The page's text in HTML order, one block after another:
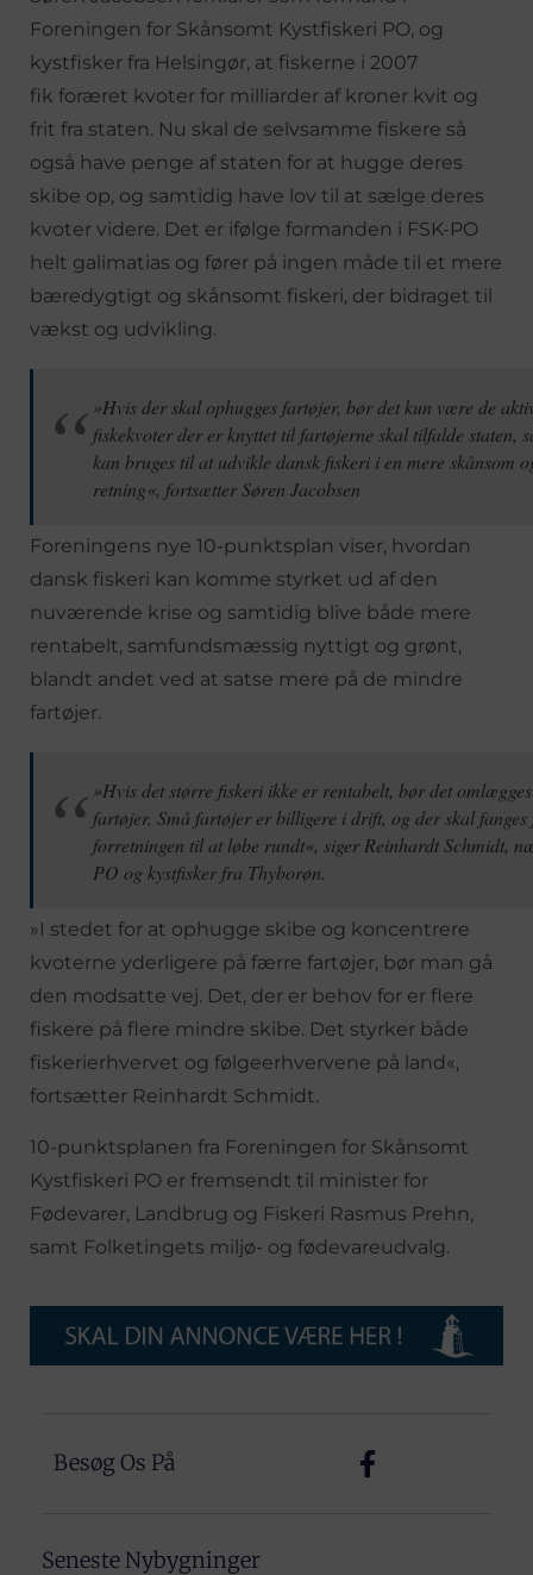
Foreningen for Skånsomt Kystfiskeri PO, og
kystfisker fra Helsingør, at fiskerne i 2007
fik foræret kvoter for milliarder af kroner kvit og
frit fra staten. Nu skal de selvsamme fiskere så
også have penge af staten for at hugge deres
skibe op, og samtidig have lov til at sælge deres
kvoter videre. Det er ifølge formanden i FSK-PO
helt galimatias og fører på ingen måde til et mere
bæredygtigt og skånsomt fiskeri, der bidraget til
vækst og udvikling.
»Hvis der skal ophugges fartøjer, bør det kun være de
fiskekvoter der er knyttet til fartøjerne skal tilfalde staten,
kan bruges til at udvikle dansk fiskeri i en mere skånsom
retning«, fortsætter Søren Jacobsen
Foreningens nye 10-punktsplan viser, hvordan
dansk fiskeri kan komme styrket ud af den
nuværende krise og samtidig blive både mere
rentabelt, samfundsmæssig nyttigt og grønt,
blandt andet ved at satse mere på de mindre
fartøjer.
»Hvis det større fiskeri ikke er rentabelt, bør det
fartøjer. Små fartøjer er billigere i drift, og der skal
forretningen til at løbe rundt«, siger Reinhardt Schmidt,
PO og kystfisker fra Thyborøn.
»I stedet for at ophugge skibe og koncentrere
kvoterne yderligere på færre fartøjer, bør man gå
den modsatte vej. Det, der er behov for er flere
fiskere på flere mindre skibe. Det styrker både
fiskerierhvervet og følgeerhvervene på land«,
fortsætter Reinhardt Schmidt.
10-punktsplanen fra Foreningen for Skånsomt
Kystfiskeri PO er fremsendt til minister for
Fødevarer, Landbrug og Fiskeri Rasmus Prehn,
samt Folketingets miljø- og fødevareudvalg.
Besøg Os På
Seneste Nybygninger